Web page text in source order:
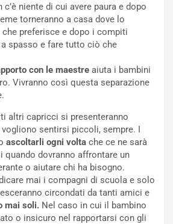
c’è niente di cui avere paura e dopo
torneranno a casa dove lo
preferisce e dopo i compiti
spasso e fare tutto ciò che
con le maestre aiuta i bambini
Vivranno così questa separazione
altri capricci si presenteranno
sentirsi piccoli, sempre. I
ascoltarli ogni volta che ce ne sarà
quando dovranno affrontare un
o aiutare chi ha bisogno.
mai i compagni di scuola e solo
circondati da tanti amici e
mai soli. Nel caso in cui il bambino
o insicuro nel rapportarsi con gli